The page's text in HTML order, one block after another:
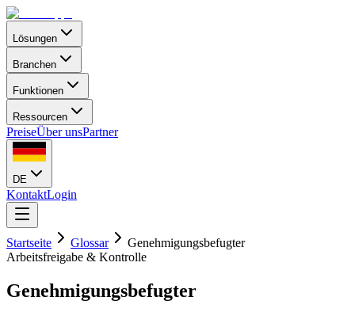
Lösungen
Branchen
Funktionen
Ressourcen
PreiseÜber unsPartner
DE
KontaktLogin
Startseite Glossar
Genehmigungsbefugter
Arbeitsfreigabe & Kontrolle
Genehmigungsbefugter